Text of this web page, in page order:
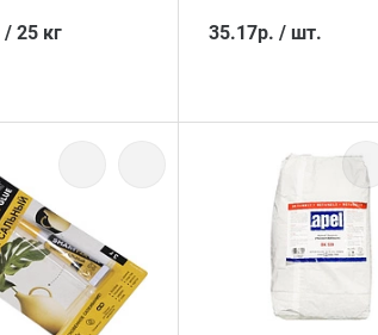
/ 25 кг 35.17р. / шт.